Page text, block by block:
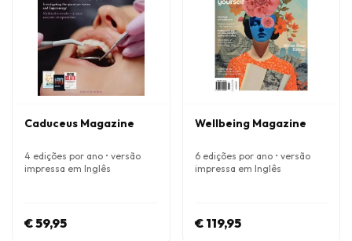
Caduceus Magazine
4 edições por ano • versão
impressa em Inglês
€ 59,95
Wellbeing Magazine
6 edições por ano • versão
impressa em Inglês
€ 119,95